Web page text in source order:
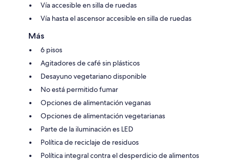
Vía accesible en silla de ruedas
Vía hasta el ascensor accesible en silla de ruedas
Más
6 pisos
Agitadores de café sin plásticos
Desayuno vegetariano disponible
No está permitido fumar
Opciones de alimentación veganas
Opciones de alimentación vegetarianas
Parte de la iluminación es LED
Política de reciclaje de residuos
Política integral contra el desperdicio de alimentos